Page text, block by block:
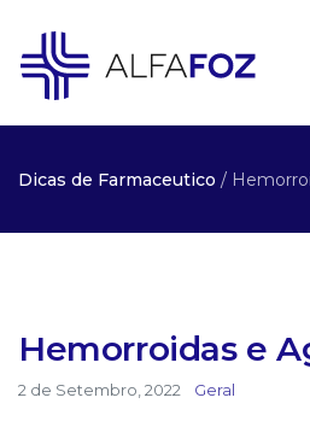
Dicas de Farmaceutico /
Hemorroidas e
2 de Setembro, 2022 Geral